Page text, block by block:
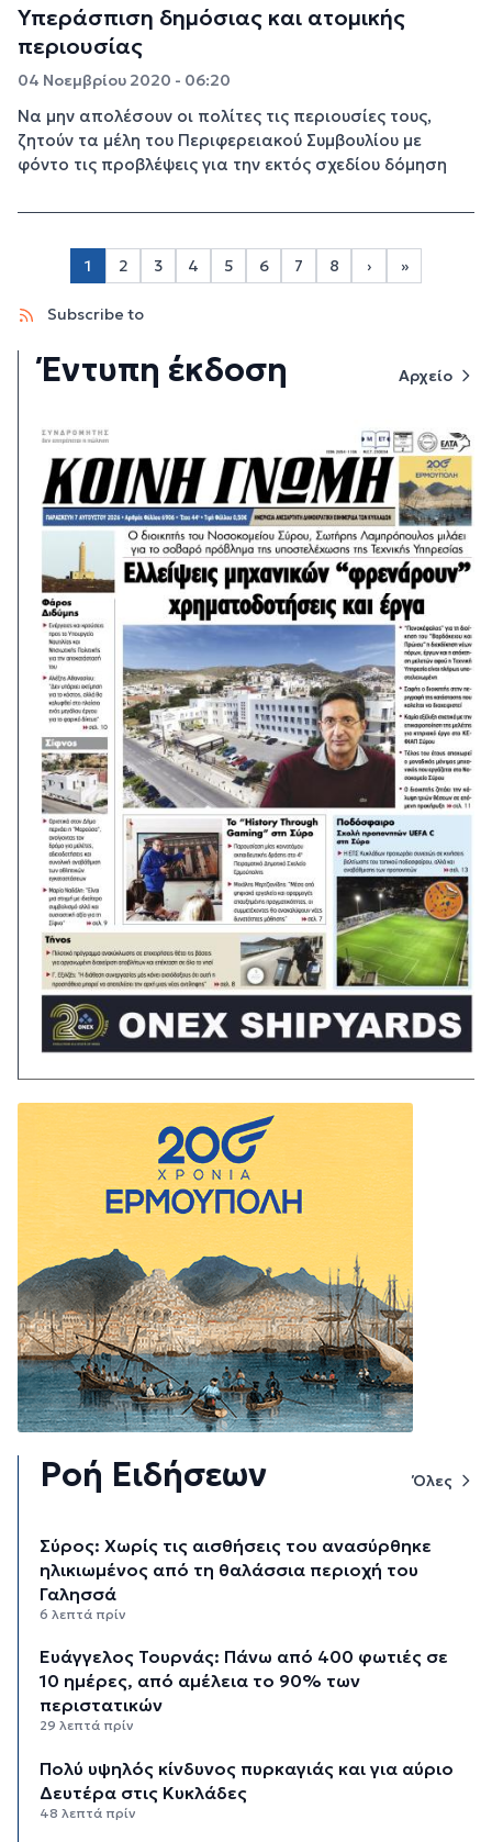
Υπεράσπιση δημόσιας και ατομικής
περιουσίας
04 Νοεμβρίου 2020 - 06:20
Να μην απολέσουν οι πολίτες τις περιουσίες τους,
ζητούν τα μέλη του Περιφερειακού Συμβουλίου με
φόντο τις προβλέψεις για την εκτός σχεδίου δόμηση
Σελιδοποίηση
1 Page 2
2 Page 3
3 Page 4
4 Page 5
5 Page 6
6 Page 7
7 Page 8
8
Next page
›
Last page
»
Subscribe to
Έντυπη έκδοση Αρχείο
Ροή Ειδήσεων Όλες
Σύρος: Χωρίς τις αισθήσεις του ανασύρθηκε
ηλικιωμένος από τη θαλάσσια περιοχή του
Γαλησσά
6 λεπτά πρίν
Ευάγγελος Τουρνάς: Πάνω από 400 φωτιές σε
10 ημέρες, από αμέλεια το 90% των
περιστατικών
29 λεπτά πρίν
Πολύ υψηλός κίνδυνος πυρκαγιάς και για αύριο
Δευτέρα στις Κυκλάδες
48 λεπτά πρίν